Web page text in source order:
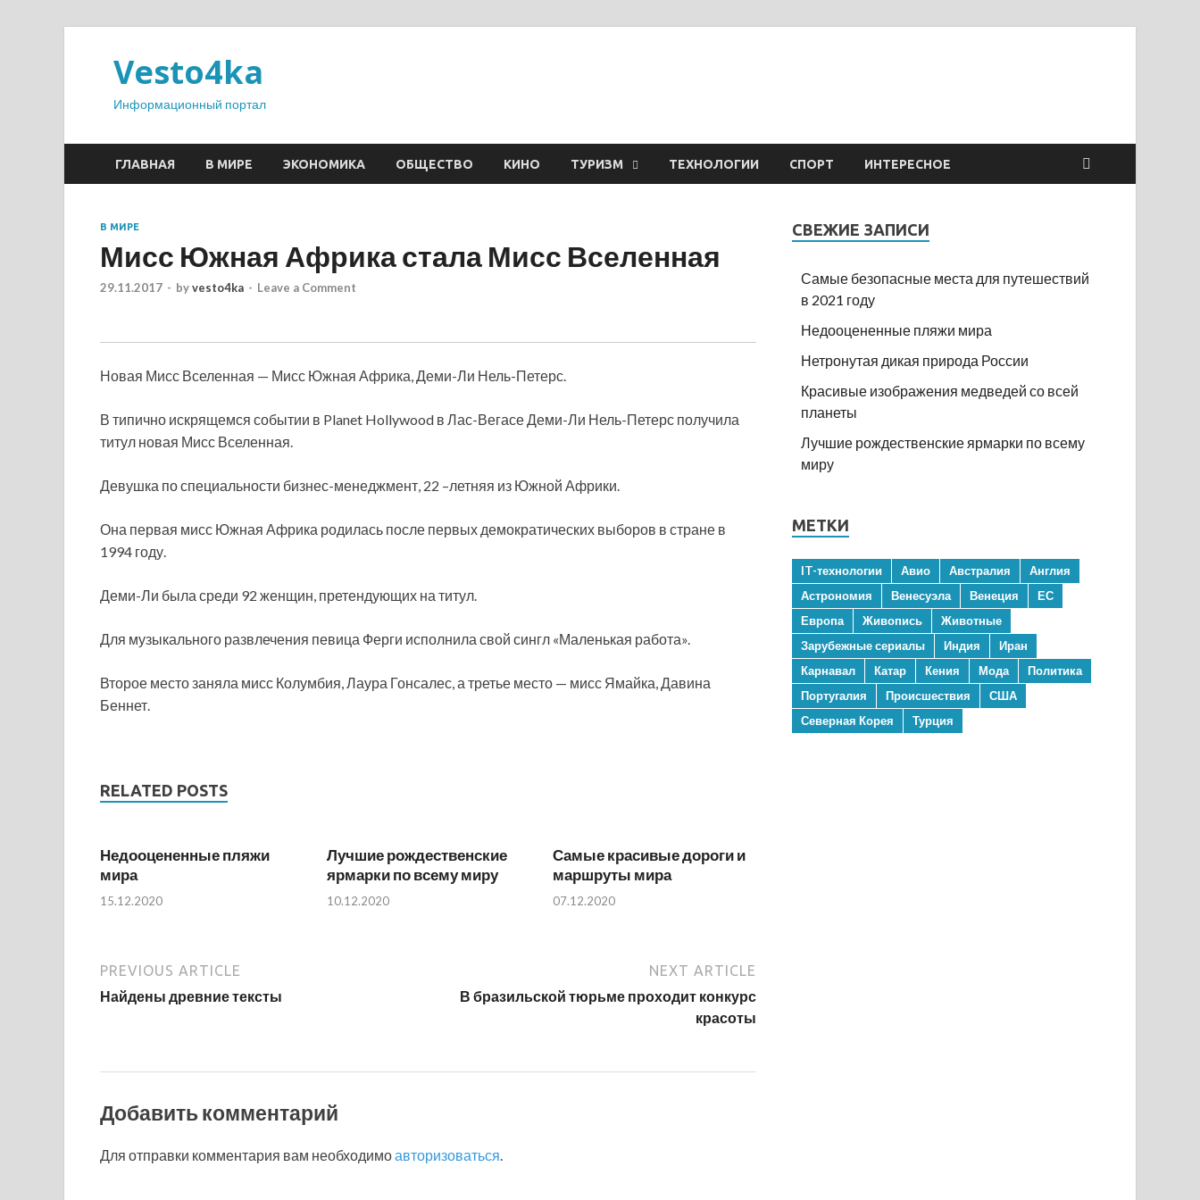
Vesto4ka
Информационный портал
ГЛАВНАЯ В МИРЕ ЭКОНОМИКА ОБЩЕСТВО КИНО ТУРИЗМ ТЕХНОЛОГИИ СПОРТ ИНТЕРЕСНОЕ
В МИРЕ
Мисс Южная Африка стала Мисс Вселенная
29.11.2017 - byvesto4ka - Leave a Comment
Новая Мисс Вселенная — Мисс Южная Африка, Деми-Ли Нель-Петерс.
В типично искрящемся событии в Planet Hollywood в Лас-Вегасе Деми-Ли Нель-Петерс получила
титул новая Мисс Вселенная.
Девушка по специальности бизнес-менеджмент, 22 –летняя из Южной Африки.
Она первая мисс Южная Африка родилась после первых демократических выборов в стране в
1994 году.
Деми-Ли была среди 92 женщин, претендующих на титул.
Для музыкального развлечения певица Ферги исполнила свой сингл «Маленькая работа».
Второе место заняла мисс Колумбия, Лаура Гонсалес, а третье место — мисс Ямайка, Давина
Беннет.
RELATED POSTS
Недооцененные пляжи
мира
15.12.2020
Лучшие рождественские
ярмарки по всему миру
10.12.2020
Самые красивые дороги и
маршруты мира
07.12.2020
PREVIOUS ARTICLE
Найдены древние тексты
NEXT ARTICLE
В бразильской тюрьме проходит конкурс
красоты
Добавить комментарий
Для отправки комментария вам необходимоавторизоваться
СВЕЖИЕ ЗАПИСИ
Самые безопасные места для путешествий
в 2021 году
Недооцененные пляжи мира
Нетронутая дикая природа России
Красивые изображения медведей со всей
планеты
Лучшие рождественские ярмарки по всему
миру
МЕТКИ
IT-технологии Авио Австралия
Англия
Астрономия
Венесуэла Венеция
ЕС
Европа
Живопись
Животные
Зарубежные сериалы
Индия
Иран
Карнавал
Катар Кения Мода
Политика
Португалия
Происшествия
США
Северная Корея
Турция